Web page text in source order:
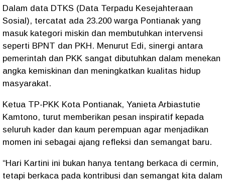
Dalam data DTKS (Data Terpadu Kesejahteraan
Sosial), tercatat ada 23.200 warga Pontianakyang
masuk kategori miskin dan membutuhkan intervensi
seperti BPNT dan PKH. Menurut Edi, sinergi antara
pemerintah dan PKK sangat dibutuhkan dalam menekan
angka kemiskinan dan meningkatkan kualitas hidup
masyarakat.
Ketua TP-PKK Kota Pontianak, Yanieta Arbiastutie
Kamtono, turut memberikan pesan inspiratif kepada
seluruh kader dan kaum perempuan agar menjadikan
momen ini sebagai ajang refleksi dan semangat baru.
“Hari Kartini ini bukan hanya tentang berkaca di cermin,
tetapi berkaca pada kontribusi dan semangat kita dalam